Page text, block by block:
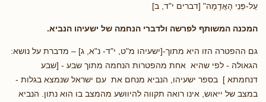
עַל-פְּנֵי הָאֲדָמָה" [דברים י"ד, ב]
המכנה המשותף לפרשה ולדברי הנחמה של ישעיהו הנביא.
גם ההפטרה הזו היא מתוך-[ישעיהו מ"ט, י"ד- נ"א, ג] – מדברת על נושא:
הגאולה - לפי שהיא אחת מהפטרות הנחמה מתוך שבע - [שבע
דנחמתא ] בספר ישעיהו, הנביא מנחם את עם ישראל שנמצא בגלות -
במצב של ייאוש, אינו רואה תקווה להיוושע מהמצב בו הוא נתון. הנביא